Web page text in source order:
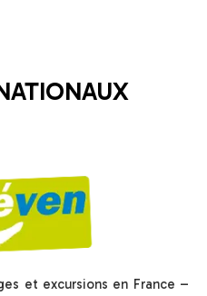
et excursions en France –